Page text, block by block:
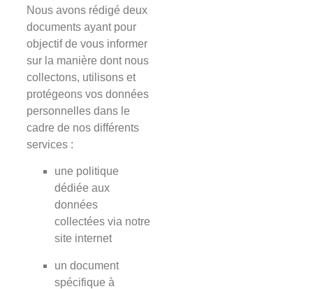
Nous avons rédigé deux
documents ayant pour
objectif de vous informer
sur la manière dont nous
collectons, utilisons et
protégeons vos données
personnelles dans le
cadre de nos différents
services :
une politique
dédiée aux
données
collectées via notre
site internet
un document
spécifique à